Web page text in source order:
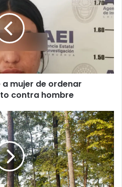
mujer de ordenar
contra hombre